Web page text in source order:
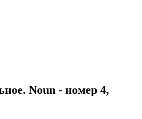
Noun - номер 4,